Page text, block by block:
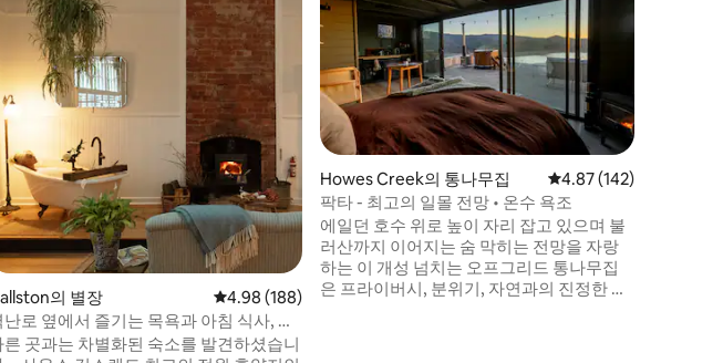
점), 후기 318개
의 별장 평점 4.98점(5점 만점), 후기 188개
4.98 (188)
난로 옆에서 즐기는 목욕과 아침 식사, 전
휴양지
른 곳과는 차별화된 숙소를 발견하셨습니
Howes Creek의 통나무집 평점 4.87점(5점 만점),
4.87 (142)
팍타 - 최고의 일몰 전망 • 온수 욕조
에일던 호수 위로 높이 자리 잡고 있으며 불
러산까지 이어지는 숨 막히는 전망을 자랑
하는 이 개성 넘치는 오프그리드 통나무집
은 프라이버시, 분위기, 자연과의 진정한 교